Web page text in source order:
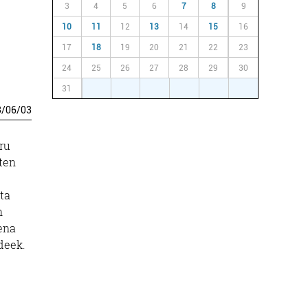
/06/03
3 4 5 6 7 8 9
10 11 12 13 14 15 16
17 18 19 20 21 22 23
24 25 26 27 28 29 30
31